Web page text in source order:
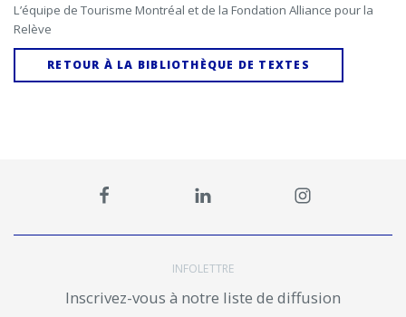
L’équipe de Tourisme Montréal et de la Fondation Alliance pour la
Relève
RETOUR À LA BIBLIOTHÈQUE DE TEXTES
INFOLETTRE
Inscrivez-vous à notre liste de diffusion